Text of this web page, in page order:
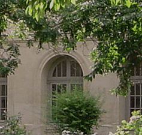
Exporter les lignes
Exporter toutes les
Exporter uniquement les
Menu
Ajoutez un logo, un bouton,
Cliquez pour éditer